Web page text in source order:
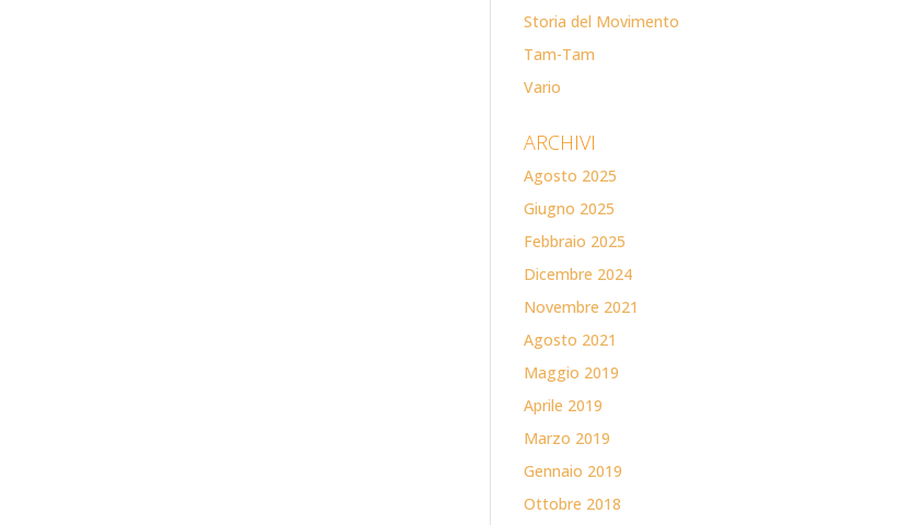
Storia del Movimento
Tam-Tam
Vario
ARCHIVI
Agosto 2025
Giugno 2025
Febbraio 2025
Dicembre 2024
Novembre 2021
Agosto 2021
Maggio 2019
Aprile 2019
Marzo 2019
Gennaio 2019
Ottobre 2018